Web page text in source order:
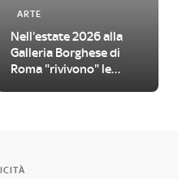
ARTE
Nell'estate 2026 alla
Galleria Borghese di
Roma "rivivono" le